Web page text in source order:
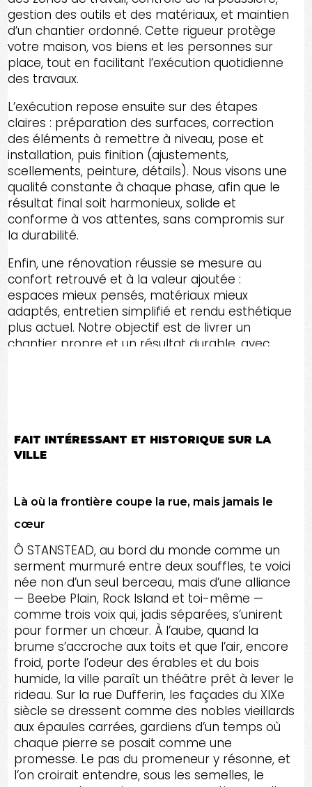
gestion des outils et des matériaux, et maintien
d’un chantier ordonné. Cette rigueur protège
votre maison, vos biens et les personnes sur
place, tout en facilitant l’exécution quotidienne
des travaux.
L’exécution repose ensuite sur des étapes
claires : préparation des surfaces, correction
des éléments à remettre à niveau, pose et
installation, puis finition (ajustements,
scellements, peinture, détails). Nous visons une
qualité constante à chaque phase, afin que le
résultat final soit harmonieux, solide et
conforme à vos attentes, sans compromis sur
la durabilité.
Enfin, une rénovation réussie se mesure au
confort retrouvé et à la valeur ajoutée :
espaces mieux pensés, matériaux mieux
adaptés, entretien simplifié et rendu esthétique
plus actuel. Notre objectif est de livrer un
chantier propre et un résultat durable, avec
FAIT INTÉRESSANT ET HISTORIQUE SUR LA
VILLE
Là où la frontière coupe la rue, mais jamais le
cœur
Ô STANSTEAD, au bord du monde comme un
serment murmuré entre deux souffles, te voici
née non d’un seul berceau, mais d’une alliance
— Beebe Plain, Rock Island et toi-même —
comme trois voix qui, jadis séparées, s’unirent
pour former un chœur. À l’aube, quand la
brume s’accroche aux toits et que l’air, encore
froid, porte l’odeur des érables et du bois
humide, la ville paraît un théâtre prêt à lever le
rideau. Sur la rue Dufferin, les façades du XIXe
siècle se dressent comme des nobles vieillards
aux épaules carrées, gardiens d’un temps où
chaque pierre se posait comme une
promesse. Le pas du promeneur y résonne, et
l’on croirait entendre, sous les semelles, le